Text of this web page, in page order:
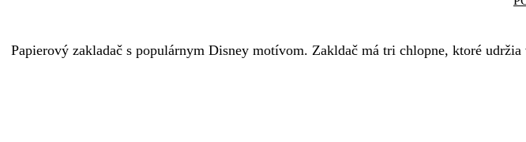
Papierový zakladač s populárnym Disney motívom. Zakldač má tri chlopne, ktoré